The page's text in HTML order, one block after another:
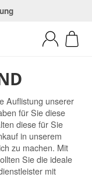
Auflistung unserer
für Sie diese
diese für Sie
in unserem
zu machen. Mit
Sie die ideale
mit